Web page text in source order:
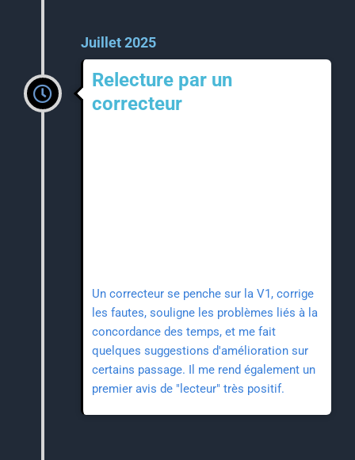
Juillet 2025
Relecture par un
correcteur
Un correcteur se penche sur la V1, corrige
les fautes, souligne les problèmes liés à la
concordance des temps, et me fait
quelques suggestions d'amélioration sur
certains passage. Il me rend également un
premier avis de "lecteur" très positif.